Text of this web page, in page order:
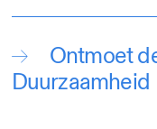
Ontmoet
Duurzaamheid